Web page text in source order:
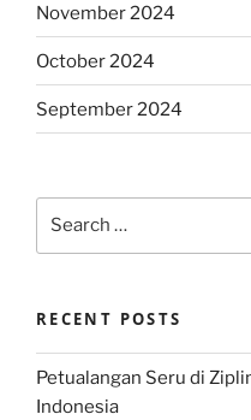
November 2024
October 2024
September 2024
RECENT POSTS
Petualangan Seru di
Indonesia